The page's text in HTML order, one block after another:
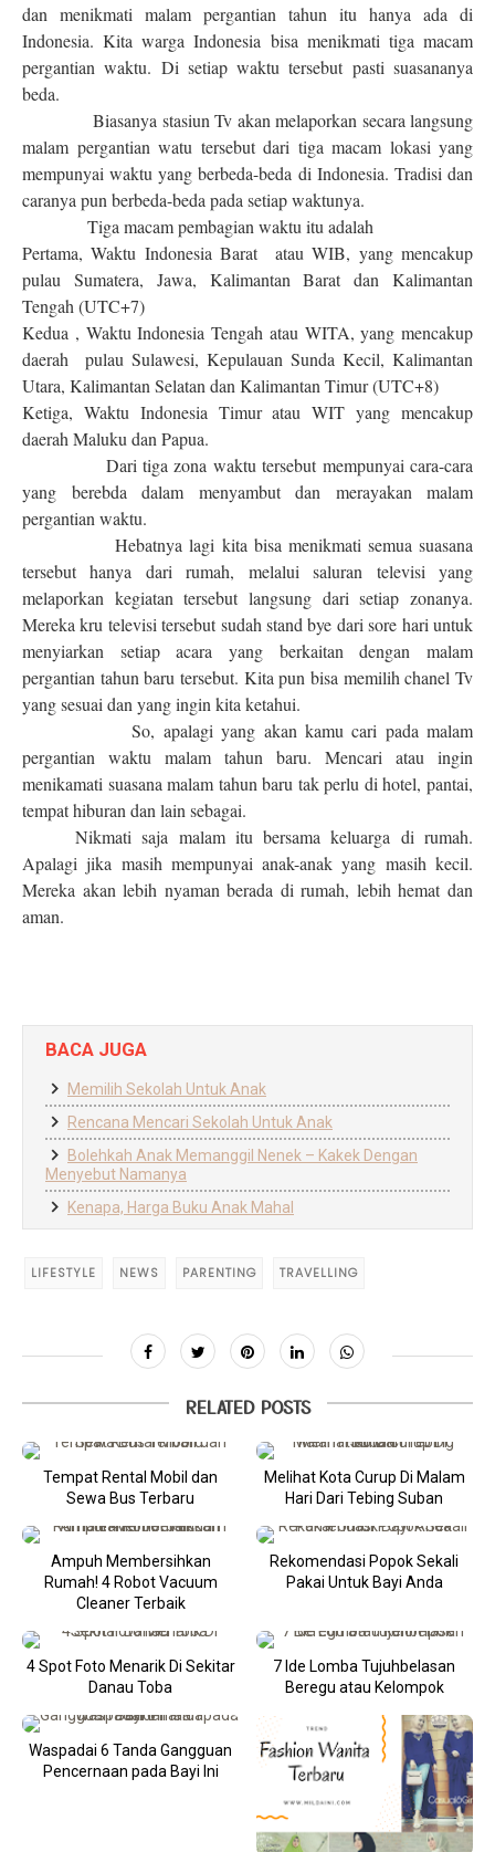
dan menikmati malam pergantian tahun itu hanya ada di
Indonesia. Kita warga Indonesia bisa menikmati tiga macam
pergantian waktu. Di setiap waktu tersebut pasti suasananya
beda.
Biasanya stasiun Tv akan melaporkan secara langsung
malam pergantian watu tersebut dari tiga macam lokasi yang
mempunyai waktu yang berbeda-beda di Indonesia. Tradisi dan
caranya pun berbeda-beda pada setiap waktunya.
Tiga macam pembagian waktu itu adalah
Pertama, Waktu Indonesia Barat
atau WIB, yang mencakup
pulau Sumatera, Jawa, Kalimantan Barat dan Kalimantan
Tengah (UTC+7)
Kedua , Waktu Indonesia Tengah atau WITA, yang mencakup
daerah
pulau Sulawesi, Kepulauan Sunda Kecil, Kalimantan
Utara, Kalimantan Selatan dan Kalimantan Timur (UTC+8)
Ketiga, Waktu Indonesia Timur atau WIT yang mencakup
daerah Maluku dan Papua.
Dari tiga zona waktu tersebut mempunyai cara-cara
yang berebda dalam menyambut dan merayakan malam
pergantian waktu.
Hebatnya lagi kita bisa menikmati semua suasana
tersebut hanya dari rumah, melalui saluran televisi yang
melaporkan kegiatan tersebut langsung dari setiap zonanya.
Mereka kru televisi tersebut sudah stand bye dari sore hari untuk
menyiarkan setiap acara yang berkaitan dengan malam
pergantian tahun baru tersebut. Kita pun bisa memilih chanel Tv
yang sesuai dan yang ingin kita ketahui.
So, apalagi yang akan kamu cari pada malam
pergantian waktu malam tahun baru. Mencari atau ingin
menikamati suasana malam tahun baru tak perlu di hotel, pantai,
tempat hiburan dan lain sebagai.
Nikmati saja malam itu bersama keluarga di rumah.
Apalagi jika masih mempunyai anak-anak yang masih kecil.
Mereka akan lebih nyaman berada di rumah, lebih hemat dan
aman.
BACA JUGA
Memilih Sekolah Untuk Anak
Rencana Mencari Sekolah Untuk Anak
Bolehkah Anak Memanggil Nenek – Kakek Dengan
Menyebut Namanya
Kenapa, Harga Buku Anak Mahal
LIFESTYLE NEWS PARENTING TRAVELLING
RELATED POSTS
Tempat Rental Mobil dan
Sewa Bus Terbaru
Melihat Kota Curup Di Malam
Hari Dari Tebing Suban
Ampuh Membersihkan
Rumah! 4 Robot Vacuum
Cleaner Terbaik
Rekomendasi Popok Sekali
Pakai Untuk Bayi Anda
4 Spot Foto Menarik Di Sekitar
Danau Toba
7 Ide Lomba Tujuhbelasan
Beregu atau Kelompok
Waspadai 6 Tanda Gangguan
Pencernaan pada Bayi Ini